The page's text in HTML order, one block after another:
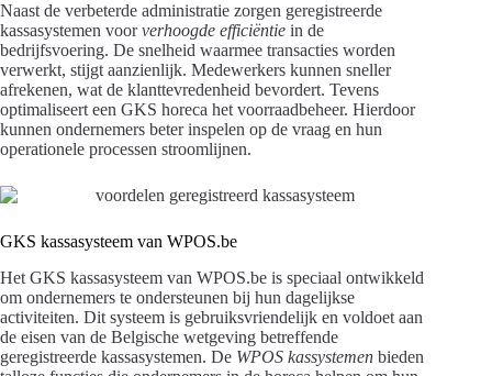
Naast de verbeterde administratie zorgen geregistreerde
kassasystemen voorverhoogde efficiëntie in de
bedrijfsvoering. De snelheid waarmee transacties worden
verwerkt, stijgt aanzienlijk. Medewerkers kunnen sneller
afrekenen, wat de klanttevredenheid bevordert. Tevens
optimaliseert een GKS horeca het voorraadbeheer. Hierdoor
kunnen ondernemers beter inspelen op de vraag en hun
operationele processen stroomlijnen.
GKS kassasysteem van WPOS.be
Het GKS kassasysteem van WPOS.be is speciaal ontwikkeld
om ondernemers te ondersteunen bij hun dagelijkse
activiteiten. Dit systeem is gebruiksvriendelijk en voldoet aan
de eisen van de Belgische wetgeving betreffende
geregistreerde kassasystemen. De WPOS kassystemen bieden